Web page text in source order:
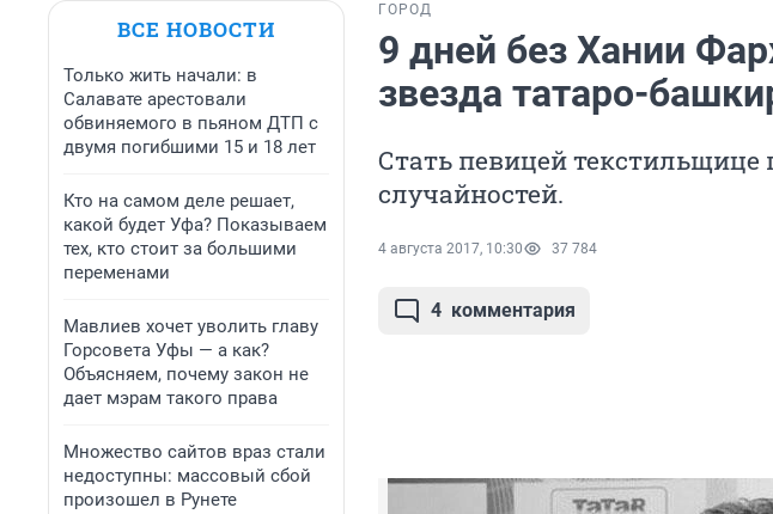
ВСЕ НОВОСТИ
Только жить начали: в
Салавате арестовали
обвиняемого в пьяном ДТП с
двумя погибшими 15 и 18 лет
Кто на самом деле решает,
какой будет Уфа? Показываем
тех, кто стоит за большими
переменами
Мавлиев хочет уволить главу
Горсовета Уфы — а как?
Объясняем, почему закон не
дает мэрам такого права
Множество сайтов враз стали
недоступны: массовый сбой
произошел в Рунете
ГОРОД
9 дней без Хании
звезда татаро-
Стать певицей
случайностей.
4 августа 2017, 10:30 37 784
4 комментария